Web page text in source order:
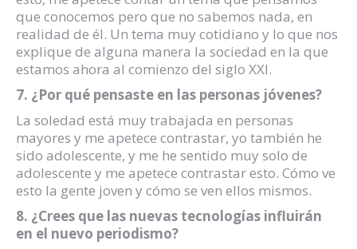
que conocemos pero que no sabemos nada, en
realidad de él. Un tema muy cotidiano y lo que nos
explique de alguna manera la sociedad en la que
estamos ahora al comienzo del siglo XXI.
7. ¿Por qué pensaste en las personas jóvenes?
La soledad está muy trabajada en personas
mayores y me apetece contrastar, yo también he
sido adolescente, y me he sentido muy solo de
adolescente y me apetece contrastar esto. Cómo ve
esto la gente joven y cómo se ven ellos mismos.
8. ¿Crees que las nuevas tecnologías influirán
en el nuevo periodismo?